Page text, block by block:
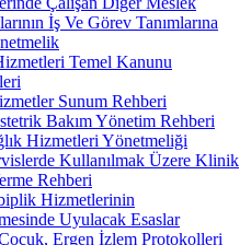
İş Ve Görev Tanımlarına
Temel Kanunu
Sunum Rehberi
Bakım Yönetim Rehberi
Hizmetleri Yönetmeliği
Kullanılmak Üzere Klinik
Rehberi
Hizmetlerinin
Uyulacak Esaslar
Ergen İzlem Protokolleri